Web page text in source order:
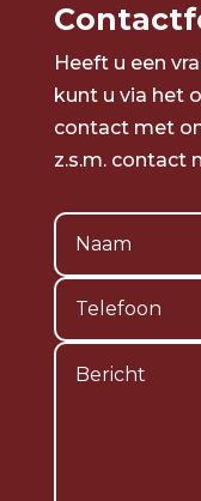
Heeft u een
kunt u via het
contact met
z.s.m. contact